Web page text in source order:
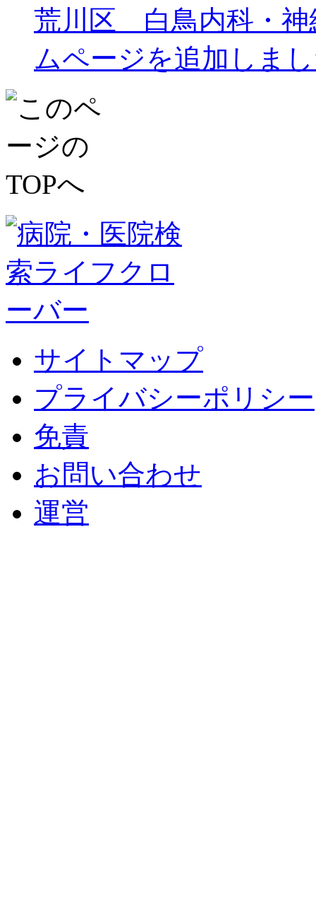
荒川区 白鳥内科・神
ムページを追加しま
サイトマップ
プライバシーポリシー
免責
お問い合わせ
運営